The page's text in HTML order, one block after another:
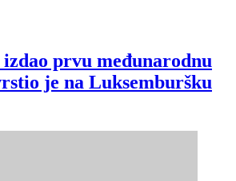
izdao prvu međunarodnu
je na Luksemburšku